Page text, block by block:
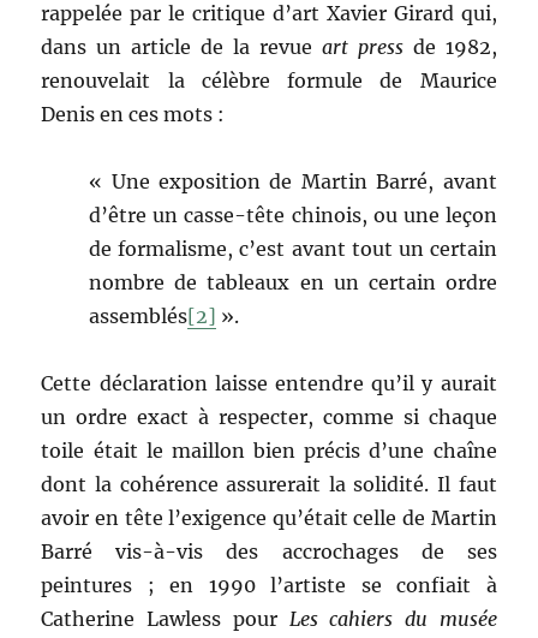
rappelée par le critique d’art Xavier Girard qui,
dans un article de la revue art pressde 1982,
renouvelait la célèbre formule de Maurice
Denis en ces mots :
« Une exposition de Martin Barré, avant
d’être un casse-tête chinois, ou une leçon
de formalisme, c’est avant tout un certain
nombre de tableaux en un certain ordre
assemblés[2] ».
Cette déclaration laisse entendre qu’il y aurait
un ordre exact à respecter, comme si chaque
toile était le maillon bien précis d’une chaîne
dont la cohérence assurerait la solidité. Il faut
avoir en tête l’exigence qu’était celle de Martin
Barré vis-à-vis des accrochages de ses
peintures ; en 1990 l’artiste se confiait à
Catherine Lawless pour Les cahiers du musée